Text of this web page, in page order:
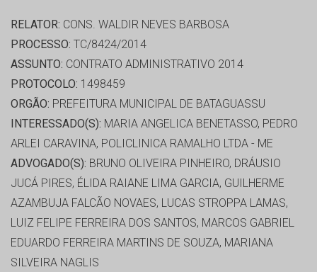
RELATOR: CONS. WALDIR NEVES BARBOSA
PROCESSO: TC/8424/2014
ASSUNTO: CONTRATO ADMINISTRATIVO 2014
PROTOCOLO: 1498459
ORGÃO: PREFEITURA MUNICIPAL DE BATAGUASSU
INTERESSADO(S): MARIA ANGELICA BENETASSO, PEDRO
ARLEI CARAVINA, POLICLINICA RAMALHO LTDA - ME
ADVOGADO(S): BRUNO OLIVEIRA PINHEIRO, DRÁUSIO
JUCÁ PIRES, ÉLIDA RAIANE LIMA GARCIA, GUILHERME
AZAMBUJA FALCÃO NOVAES, LUCAS STROPPA LAMAS,
LUIZ FELIPE FERREIRA DOS SANTOS, MARCOS GABRIEL
EDUARDO FERREIRA MARTINS DE SOUZA, MARIANA
SILVEIRA NAGLIS